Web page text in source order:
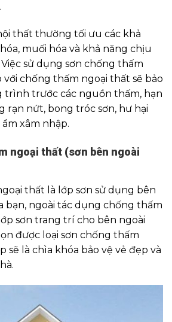
thất thường tối ưu các khả
muối hóa và khả năng chịu
sử dụng sơn chống thấm
chống thấm ngoại thất sẽ bảo
trình trước các nguồn thấm, hạn
rạn nứt, bong tróc sơn, hư hại
xâm nhập.
ngoại thất (sơn bên ngoài
thất là lớp sơn sử dụng bên
bạn, ngoài tác dụng chống thấm
sơn trang trí cho bên ngoài
được loại sơn chống thấm
sẽ là chìa khóa bảo vệ vẻ đẹp và